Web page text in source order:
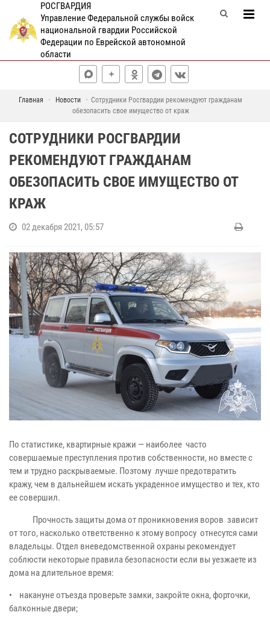
РОСГВАРДИЯ
Управление Федеральной службы войск
национальной гвардии Российской
Федерации по Еврейской автономной
области
Главная Новости
Сотрудники Росгвардии рекомендуют гражданам
обезопасить свое имущество от краж
СОТРУДНИКИ РОСГВАРДИИ
РЕКОМЕНДУЮТ ГРАЖДАНАМ
ОБЕЗОПАСИТЬ СВОЕ ИМУЩЕСТВО ОТ
КРАЖ
02 декабря 2021, 05:57
По статистике, квартирные кражи — наиболее часто
совершаемые преступления против собственности, но вместе с
тем и трудно раскрываемые. Поэтому лучше предотвратить
кражу, чем в дальнейшем искать украденное имущество и тех, кто
ее совершил.
Прочность защиты дома от проникновения воров зависит
от того, насколько ответственно к этому вопросу отнесутся сами
владельцы. Отдел вневедомственной охраны рекомендует
соблюсти некоторые правила безопасности если вы уезжаете из
дома на длительное время:
•
накануне отъезда проверьте замки, закройте окна, форточки,
балконные двери;